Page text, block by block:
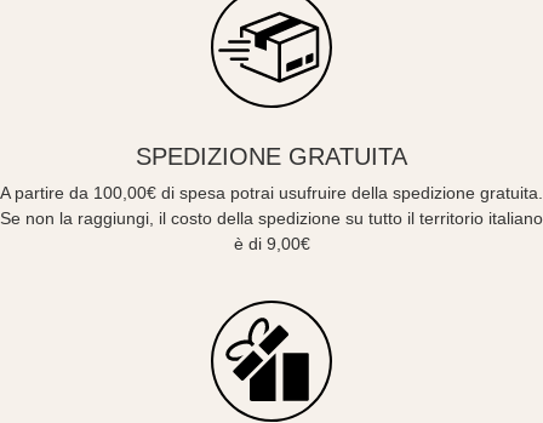
SPEDIZIONE GRATUITA
A partire da 100,00€ di spesa potrai usufruire della spedizione gratuita.
Se non la raggiungi, il costo della spedizione su tutto il territorio italiano
è di 9,00€